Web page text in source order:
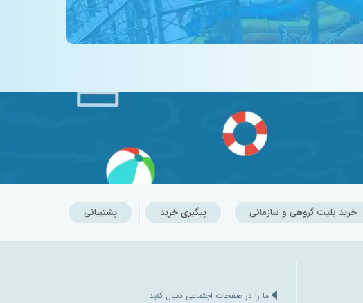
خرید بلیت گروهی و سازمانی پیگیری خرید پشتیبانی
ما را در صفحات اجتماعی دنبال کنید :